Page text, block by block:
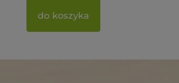
do koszyka